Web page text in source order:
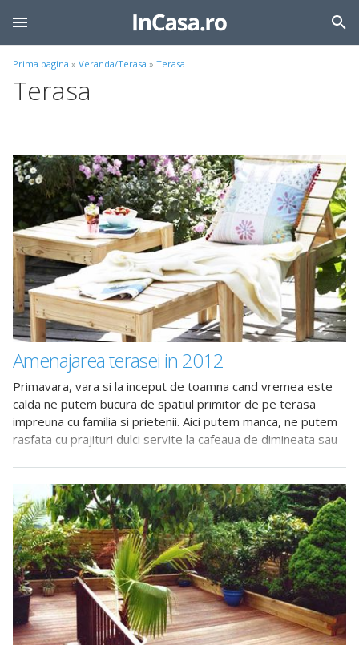
Prima pagina » Veranda/Terasa » Terasa
Terasa
Amenajarea terasei in 2012
Primavara, vara si la inceput de toamna cand vremea este
calda ne putem bucura de spatiul primitor de pe terasa
impreuna cu familia si prietenii. Aici putem manca, ne putem
rasfata cu prajituri dulci servite la cafeaua de dimineata sau